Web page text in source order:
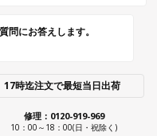
問にお答えします。
17時迄注文で最短当日出荷
修理：0120-919-969
10：00～18：00(日・祝除く)